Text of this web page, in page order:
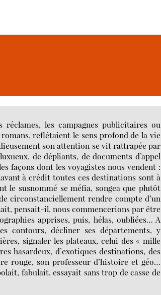
les campagnes publicitaires ou
reflétaient le sens profond de la vie
son attention se vit rattrapée par
de dépliants, de documents d’appel
façons dont les voyagistes nous vendent :
à crédit toutes ces destinations sont à
le susnommé se méfia, songea que plutôt
circonstanciellement rendre compte d’un
pensait-il, nous commencerions par être
apprises, puis, hélas, oubliées… A
contours, décliner ses départements, y
signaler les plateaux, celui des « mille
hasardeux, d’exotiques destinations, des
rouge, son professeur d’histoire et géo…
fabulait, essayait sans trop de casse de